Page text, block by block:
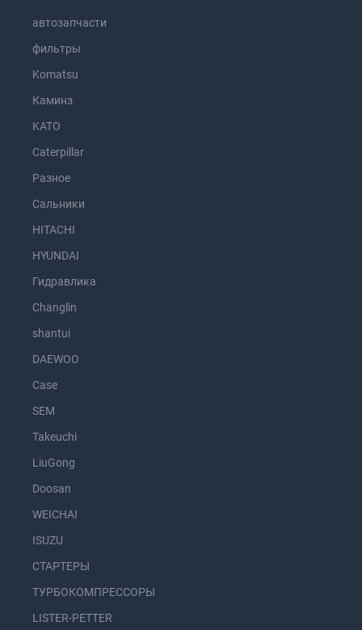
автозапчасти
фильтры
Komatsu
Каминз
KATO
Caterpillar
Разное
Сальники
HITACHI
HYUNDAI
Гидравлика
Changlin
shantui
DAEWOO
Case
SEM
Takeuchi
LiuGong
Doosan
WEICHAI
ISUZU
СТАРТЕРЫ
ТУРБОКОМПРЕССОРЫ
LISTER-PETTER